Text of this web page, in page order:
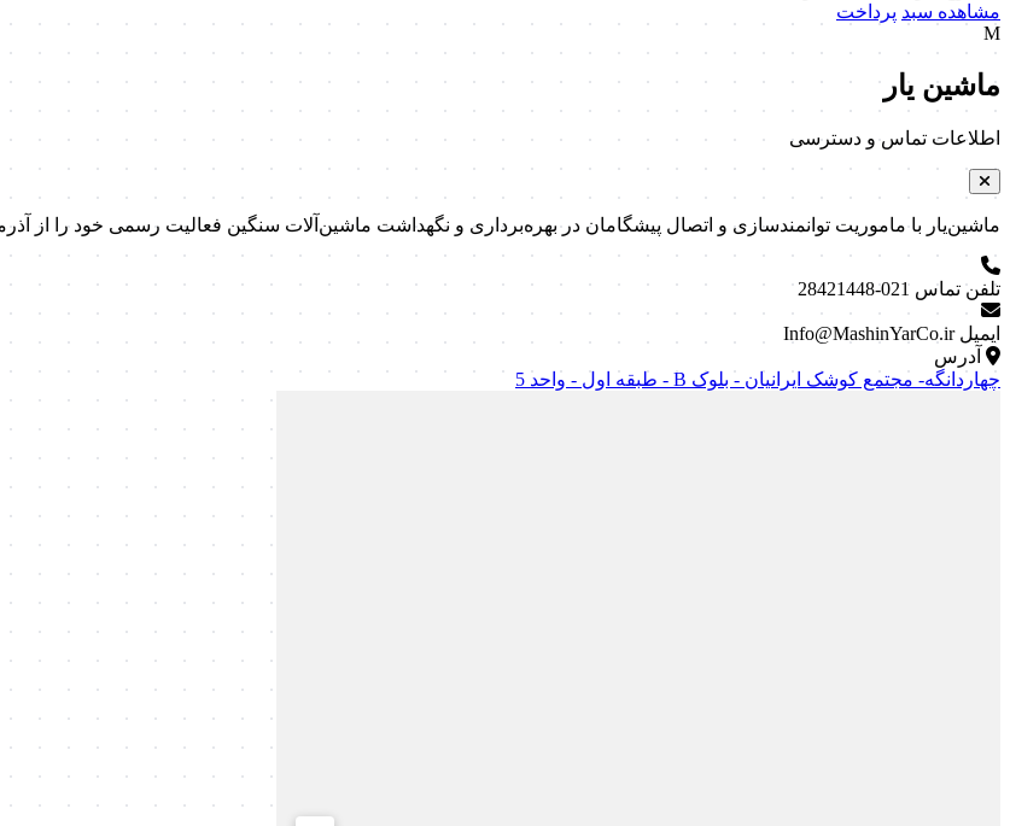
مشاهده سبد پرداخت
M
ماشین یار
اطلاعات تماس و دسترسی
ماشین‌یار با ماموریت توانمندسازی و اتصال پیشگامان در بهره‌برداری و نگهداشت ماشین‌آلات سنگین فعالیت رسمی خود را از آذرماه سال ۱۳۹۷
تلفن تماس 021-28421448
ایمیل Info@MashinYarCo.ir
آدرس
چهاردانگه- مجتمع کوشک ایرانیان - بلوک B - طبقه اول - واحد 5